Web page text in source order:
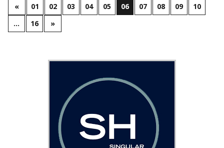
« 01 02 03 04 05 06 07 08 09
10
…
16 »